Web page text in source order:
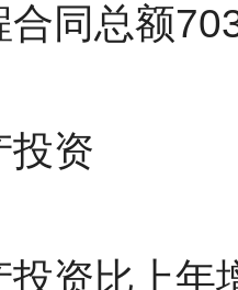
同总额
投资
投资比上年